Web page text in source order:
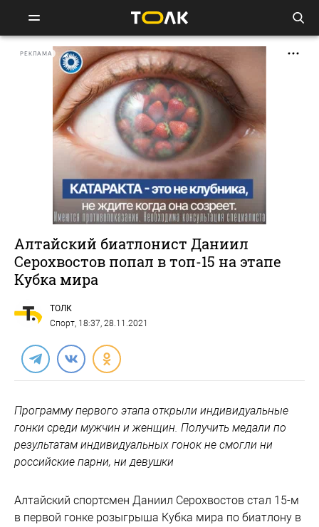
РЕКЛАМА
Алтайский биатлонист Даниил
Серохвостов попал в топ-15 на этапе
Кубка мира
ТОЛК
Спорт, 18:37, 28.11.2021
Программу первого этапа открыли индивидуальные
гонки среди мужчин и женщин. Получить медали по
результатам индивидуальных гонок не смогли ни
российские парни, ни девушки
Алтайский спортсмен Даниил Серохвостов стал 15-м
в первой гонке розыгрыша Кубка мира по биатлону в